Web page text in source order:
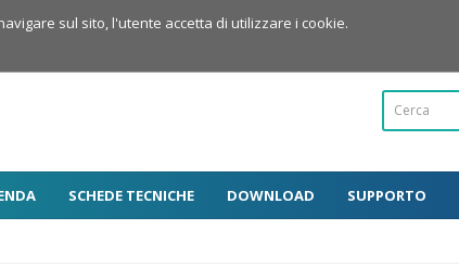
SCHEDE TECNICHE DOWNLOAD SUPPORTO
sul sito, l'utente accetta di utilizzare i cookie.